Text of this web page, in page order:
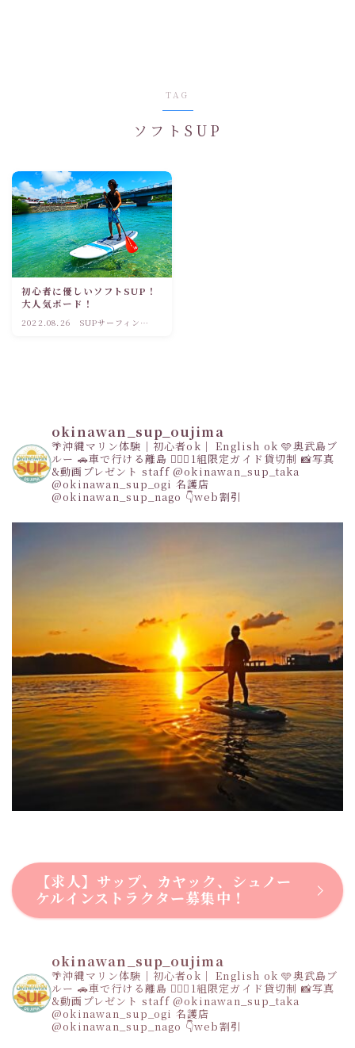
TAG
ソフトSUP
初心者に優しいソフトSUP！
大人気ボード！
2022.08.26
SUPサーフィン初
okinawan_sup_oujima
🌴沖縄マリン体験｜初心者ok｜ English ok 🩵奥武島ブ
ルー 🚗車で行ける離島 👩‍❤️‍👩1組限定ガイド貸切制 📸写真
&動画プレゼント staff@okinawan_sup_taka
@okinawan_sup_ogi 名護店
@okinawan_sup_nago 👇web割引
【求人】サップ、カヤック、シュノー
ケルインストラクター募集中！
okinawan_sup_oujima
🌴沖縄マリン体験｜初心者ok｜ English ok 🩵奥武島ブ
ルー 🚗車で行ける離島 👩‍❤️‍👩1組限定ガイド貸切制 📸写真
&動画プレゼント staff@okinawan_sup_taka
@okinawan_sup_ogi 名護店
@okinawan_sup_nago 👇web割引